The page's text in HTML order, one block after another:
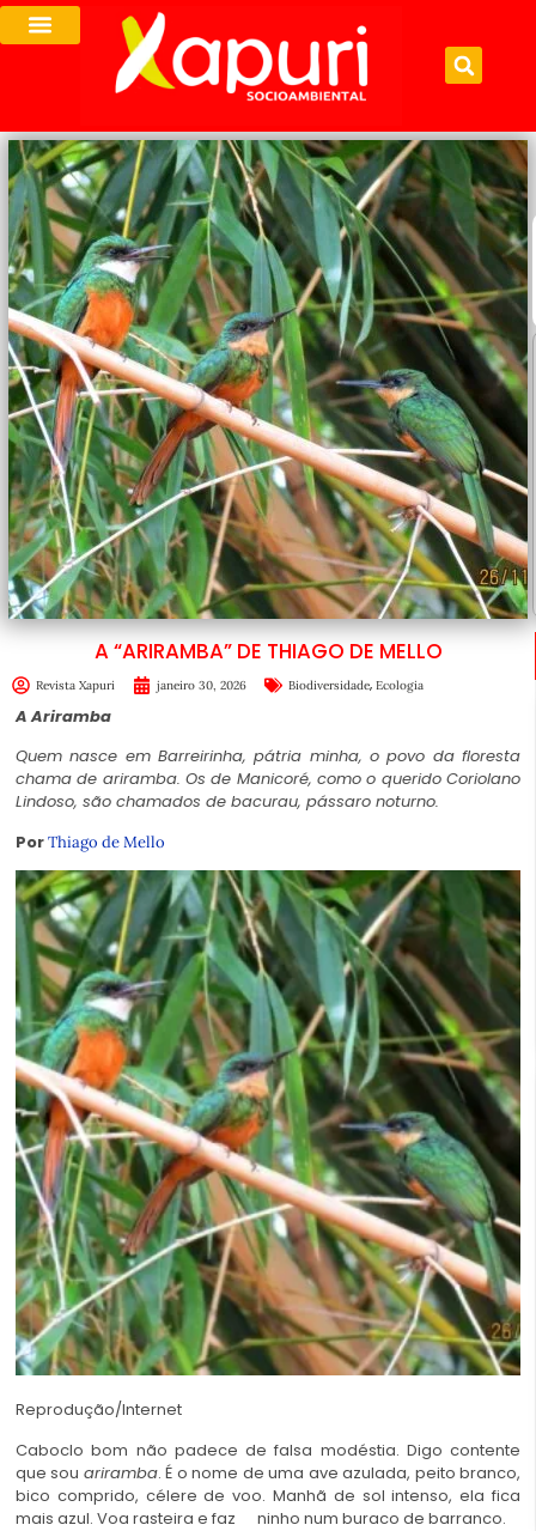
A “ARIRAMBA” DE THIAGO DE MELLO
Revista Xapuri janeiro 30, 2026 Biodiversidade, Ecologia
A Ariramba
Quem nasce em Barreirinha, pátria minha, o povo da floresta
chama de ariramba. Os de Manicoré, como o querido Coriolano
Lindoso, são chamados de bacurau, pássaro noturno.
PorThiago de Mello
Reprodução/Internet
Caboclo bom não padece de falsa modéstia. Digo contente
que sou ariramba. É o nome de uma ave azulada, peito branco,
bico comprido, célere de voo. Manhã de sol intenso, ela fica
mais azul. Voa rasteira e faz ninho num buraco de barranco.